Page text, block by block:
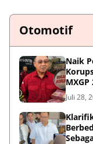
Otomotif
Naik
MXGP
Juli 28,